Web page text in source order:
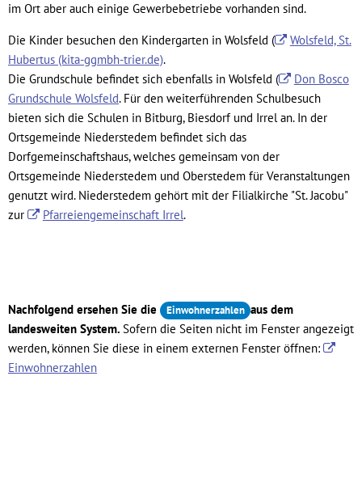
im Ort aber auch einige Gewerbebetriebe vorhanden sind.
Die Kinder besuchen den Kindergarten in Wolsfeld (
Wolsfeld, St.
Hubertus (kita-ggmbh-trier.de).
Die Grundschule befindet sich ebenfalls in Wolsfeld (
Don Bosco
Grundschule Wolsfeld. Für den weiterführenden Schulbesuch
bieten sich die Schulen in Bitburg, Biesdorf und Irrel an. In der
Ortsgemeinde Niederstedem befindet sich das
Dorfgemeinschaftshaus, welches gemeinsam von der
Ortsgemeinde Niederstedem und Oberstedem für Veranstaltungen
genutzt wird. Niederstedem gehört mit der Filialkirche "St. Jacobu"
zur
Pfarreiengemeinschaft Irrel.
Nachfolgend ersehen Sie die Einwohnerzahlen aus dem
landesweiten System. Sofern die Seiten nicht im Fenster angezeigt
werden, können Sie diese in einem externen Fenster öffnen:
Einwohnerzahlen